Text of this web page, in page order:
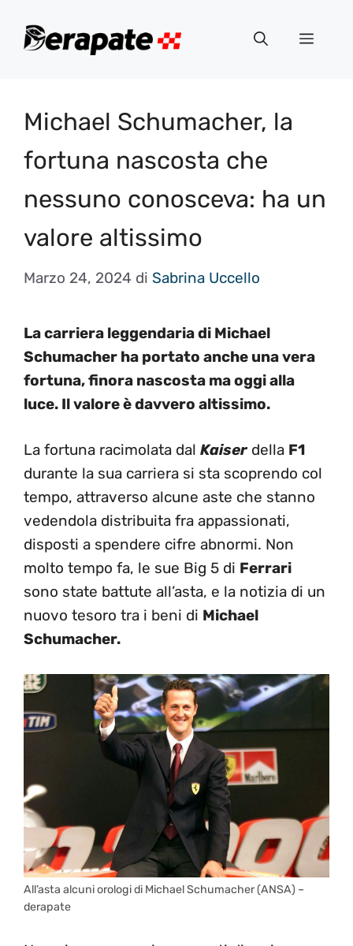
Menu
Michael Schumacher, la
fortuna nascosta che
nessuno conosceva: ha un
valore altissimo
Marzo 24, 2024 di Sabrina Uccello
La carriera leggendaria di Michael
Schumacher ha portato anche una vera
fortuna, finora nascosta ma oggi alla
luce. Il valore è davvero altissimo.
La fortuna racimolata dal Kaiserdella F1
durante la sua carriera si sta scoprendo col
tempo, attraverso alcune aste che stanno
vedendola distribuita fra appassionati,
disposti a spendere cifre abnormi. Non
molto tempo fa, le sue Big 5 di Ferrari
sono state battute all’asta, e la notizia di un
nuovo tesoro tra i beni di Michael
Schumacher.
All’asta alcuni orologi di Michael Schumacher (ANSA) –
derapate